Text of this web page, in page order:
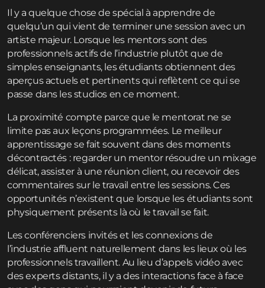
Il y a quelque chose de spécial à apprendre de
quelqu’un qui vient de terminer une session avec un
artiste majeur. Lorsque les mentors sont des
professionnels actifs de l’industrie plutôt que de
simples enseignants, les étudiants obtiennent des
aperçus actuels et pertinents qui reflètent ce qui se
passe dans les studios en ce moment.
La proximité compte parce que le mentorat ne se
limite pas aux leçons programmées. Le meilleur
apprentissage se fait souvent dans des moments
décontractés : regarder un mentor résoudre un mixage
délicat, assister à une réunion client, ou recevoir des
commentaires sur le travail entre les sessions. Ces
opportunités n’existent que lorsque les étudiants sont
physiquement présents là où le travail se fait.
Les conférenciers invités et les connexions de
l’industrie affluent naturellement dans les lieux où les
professionnels travaillent. Au lieu d’appels vidéo avec
des experts distants, il y a des interactions face à face